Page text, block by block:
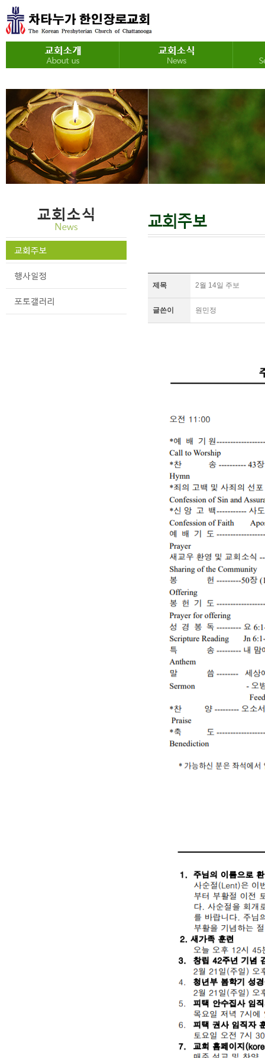
제목 2월 14일 주보
글쓴이 원민정